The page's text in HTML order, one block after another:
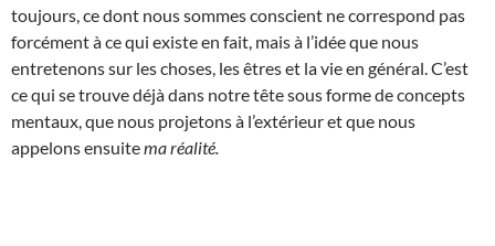
toujours, ce dont nous sommes conscient ne correspond pas
forcément à ce qui existe en fait, mais à l’idée que nous
entretenons sur les choses, les êtres et la vie en général. C’est
ce qui se trouve déjà dans notre tête sous forme de concepts
mentaux, que nous projetons à l’extérieur et que nous
appelons ensuitema réalité.